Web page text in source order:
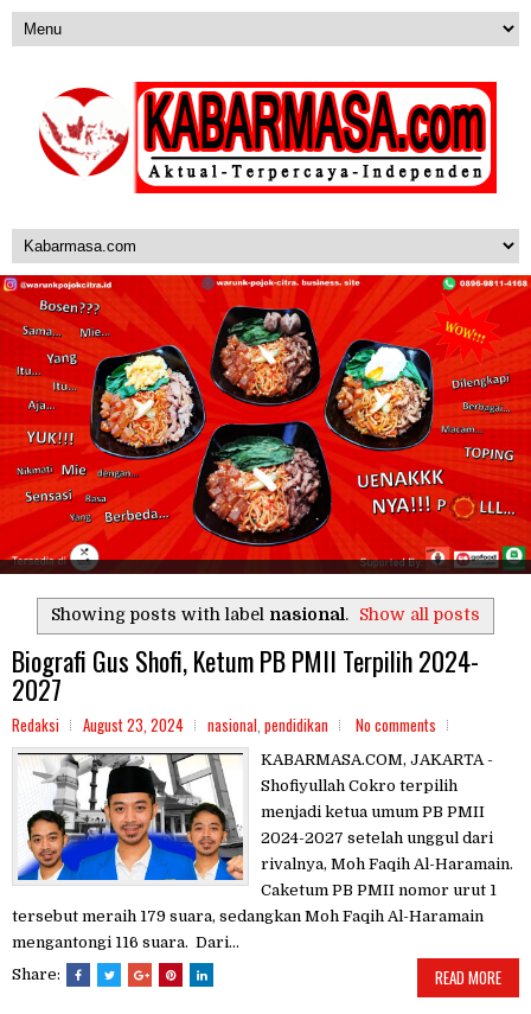
Showing posts with label nasional. Show all posts
Biografi Gus Shofi, Ketum PB PMII Terpilih 2024-
2027
Redaksi August 23, 2024 nasional pendidikan No comments
KABARMASA.COM, JAKARTA -
Shofiyullah Cokro terpilih
menjadi ketua umum PB PMII
2024-2027 setelah unggul dari
rivalnya, Moh Faqih Al-Haramain.
Caketum PB PMII nomor urut 1
tersebut meraih 179 suara, sedangkan Moh Faqih Al-Haramain
mengantongi 116 suara. Dari...
Share:
READ MORE